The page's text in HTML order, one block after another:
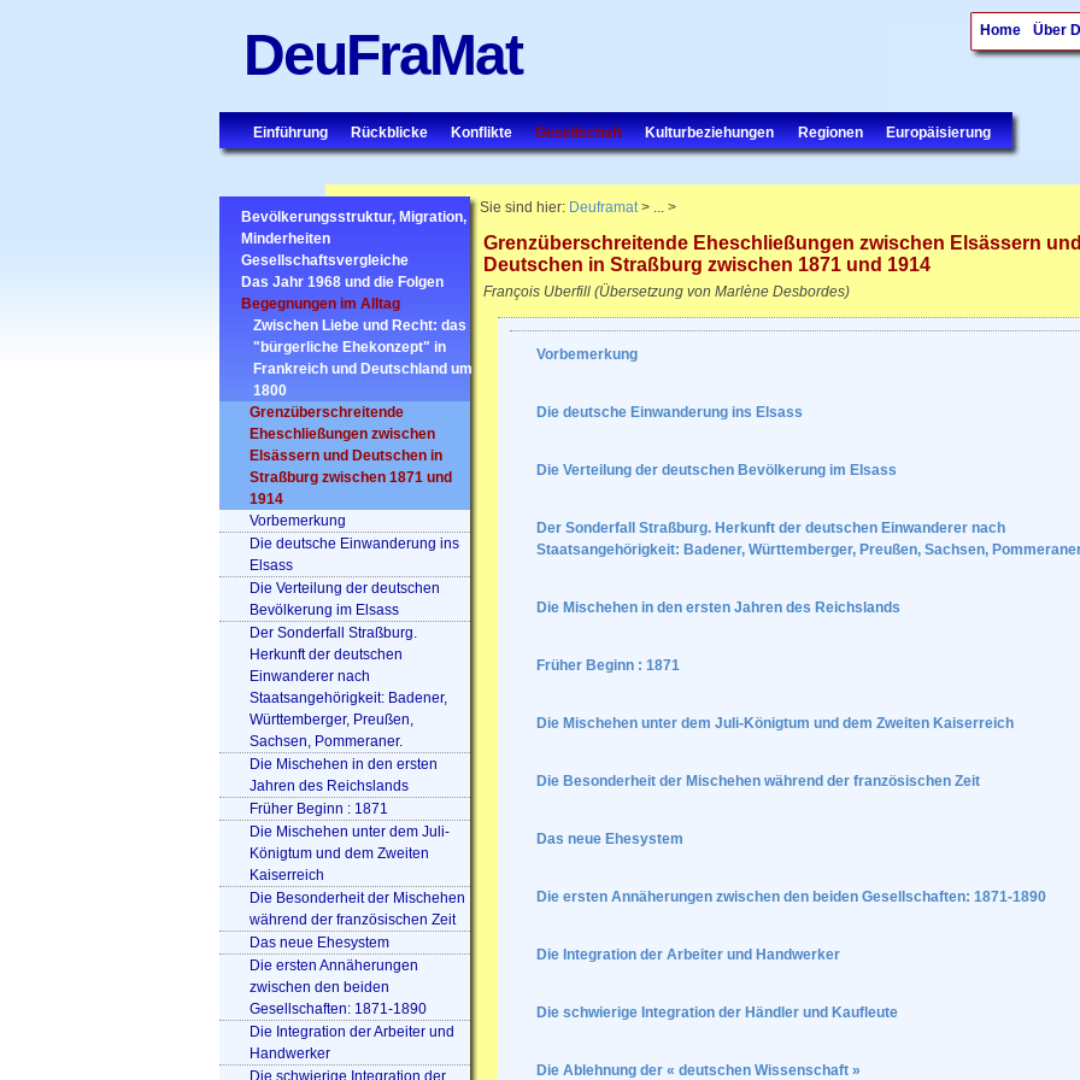
Home Über
DeuFraMat
Einführung Rückblicke Konflikte Gesellschaft Kulturbeziehungen Regionen Europäisierung
Bevölkerungsstruktur, Migration,
Minderheiten
Gesellschaftsvergleiche
Das Jahr 1968 und die Folgen
Begegnungen im Alltag
Zwischen Liebe und Recht: das
"bürgerliche Ehekonzept" in
Frankreich und Deutschland um
1800
Grenzüberschreitende
Eheschließungen zwischen
Elsässern und Deutschen in
Straßburg zwischen 1871 und
1914
Vorbemerkung
Die deutsche Einwanderung ins
Elsass
Die Verteilung der deutschen
Bevölkerung im Elsass
Der Sonderfall Straßburg.
Herkunft der deutschen
Einwanderer nach
Staatsangehörigkeit: Badener,
Württemberger, Preußen,
Sachsen, Pommeraner.
Die Mischehen in den ersten
Jahren des Reichslands
Früher Beginn : 1871
Die Mischehen unter dem Juli-
Königtum und dem Zweiten
Kaiserreich
Die Besonderheit der Mischehen
während der französischen Zeit
Das neue Ehesystem
Die ersten Annäherungen
zwischen den beiden
Gesellschaften: 1871-1890
Die Integration der Arbeiter und
Handwerker
Die schwierige Integration der
Sie sind hier: Deuframat> ... >
Grenzüberschreitende Eheschließungen zwischen Elsässern
Deutschen in Straßburg zwischen 1871 und 1914
François Uberfill (Übersetzung von Marlène Desbordes)
Vorbemerkung
Die deutsche Einwanderung ins Elsass
Die Verteilung der deutschen Bevölkerung im Elsass
Der Sonderfall Straßburg. Herkunft der deutschen Einwanderer nach
Staatsangehörigkeit: Badener, Württemberger, Preußen, Sachsen,
Die Mischehen in den ersten Jahren des Reichslands
Früher Beginn : 1871
Die Mischehen unter dem Juli-Königtum und dem Zweiten Kaiserreich
Die Besonderheit der Mischehen während der französischen Zeit
Das neue Ehesystem
Die ersten Annäherungen zwischen den beiden Gesellschaften: 1871-1890
Die Integration der Arbeiter und Handwerker
Die schwierige Integration der Händler und Kaufleute
Die Ablehnung der « deutschen Wissenschaft »